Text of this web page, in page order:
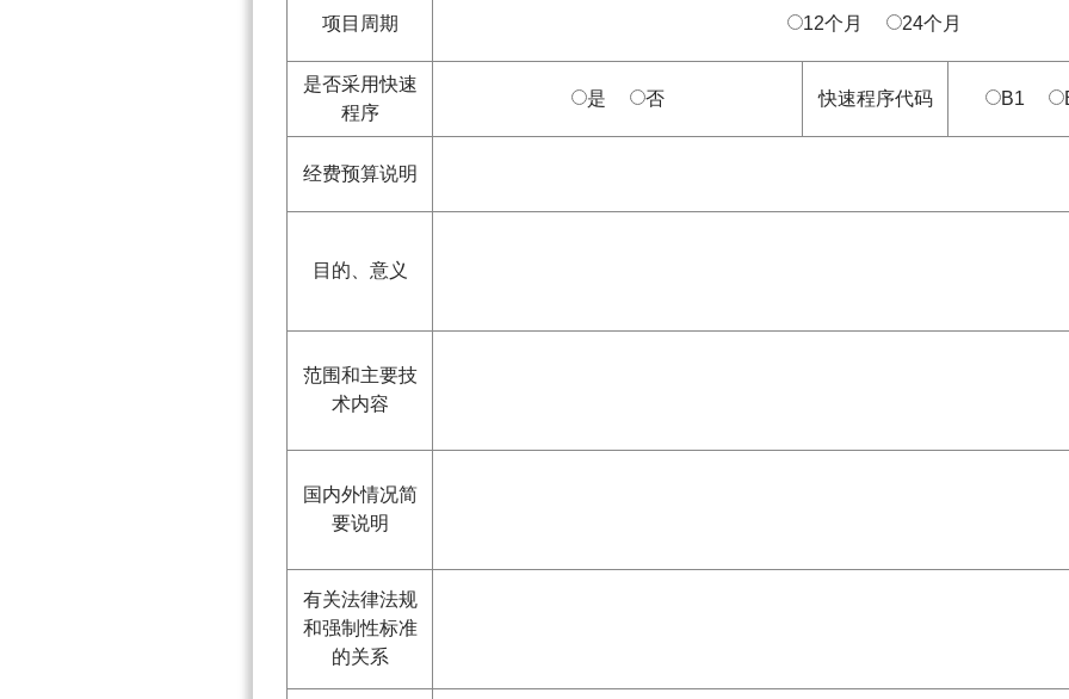
项目周期 12个月 24个月
是否采用快速
程序
是 否 快速程序代码 B1
经费预算说明
目的、意义
范围和主要技
术内容
国内外情况简
要说明
有关法律法规
和强制性标准
的关系